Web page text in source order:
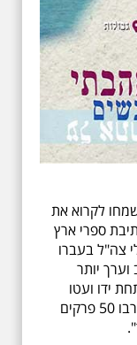
לקרוא את
ספרי ארץ
צה"ל בעברו
יותר
ידו ועטו
הקלילה ספר נוסף בן כ-180 עמודים ובקרבו 50 פרקים